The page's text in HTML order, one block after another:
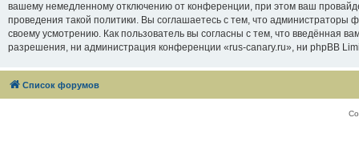
вашему немедленному отключению от конференции, при этом ваш
проведения такой политики. Вы соглашаетесь с тем, что
своему усмотрению. Как пользователь вы согласны с тем, что введённая
разрешения, ни администрация конференции «rus-canary.ru», ни phpBB
Список форумов